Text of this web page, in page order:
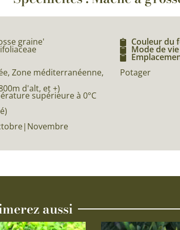
graine'
Zone méditerranéenne,
d'alt, et +)
supérieure à 0°C
Couleur du
Mode de
Potager
aussi